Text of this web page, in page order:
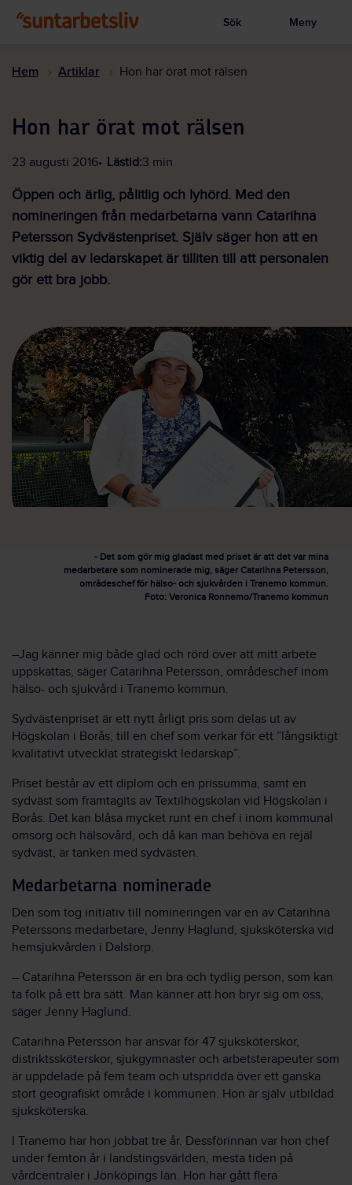
till
Visa sökruta
Sök Meny
Hem Artiklar Hon har örat mot rälsen
Hon har örat mot rälsen
23 augusti 2016 Lästid:3 min
Öppen och ärlig, pålitlig och lyhörd. Med den
nomineringen från medarbetarna vann Catarihna
Petersson Sydvästenpriset. Själv säger hon att en
viktig del av ledarskapet är tilliten till att personalen
gör ett bra jobb.
- Det som gör mig gladast med priset är att det var mina
medarbetare som nominerade mig, säger Catarihna Petersson,
områdeschef för hälso- och sjukvården i Tranemo kommun.
Foto: Veronica Ronnemo/Tranemo kommun
–Jag känner mig både glad och rörd över att mitt arbete
uppskattas, säger Catarihna Petersson, områdeschef inom
hälso- och sjukvård i Tranemo kommun.
Sydvästenpriset är ett nytt årligt pris som delas ut av
Högskolan i Borås, till en chef som verkar för ett ”långsiktigt
kvalitativt utvecklat strategiskt ledarskap”.
Priset består av ett diplom och en prissumma, samt en
sydväst som framtagits av Textilhögskolan vid Högskolan i
Borås. Det kan blåsa mycket runt en chef i inom kommunal
omsorg och hälsovård, och då kan man behöva en rejäl
sydväst, är tanken med sydvästen.
Medarbetarna nominerade
Den som tog initiativ till nomineringen var en av Catarihna
Peterssons medarbetare, Jenny Haglund, sjuksköterska vid
hemsjukvården i Dalstorp.
– Catarihna Petersson är en bra och tydlig person, som kan
ta folk på ett bra sätt. Man känner att hon bryr sig om oss,
säger Jenny Haglund.
Catarihna Petersson har ansvar för 47 sjuksköterskor,
distriktssköterskor, sjukgymnaster och arbetsterapeuter som
är uppdelade på fem team och utspridda över ett ganska
stort geografiskt område i kommunen. Hon är själv utbildad
sjuksköterska.
I Tranemo har hon jobbat tre år. Dessförinnan var hon chef
under femton år i landstingsvärlden, mesta tiden på
vårdcentraler i Jönköpings län. Hon har gått flera